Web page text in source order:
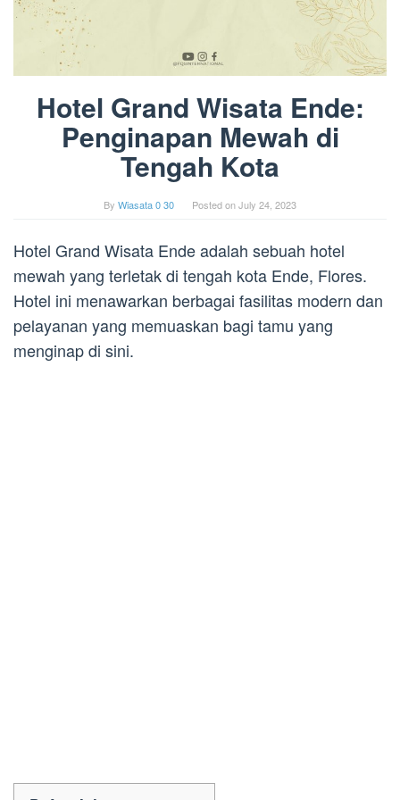
Hotel Grand Wisata Ende:
Penginapan Mewah di
Tengah Kota
By Wiasata 0 30 Posted onJuly 24, 2023
Hotel Grand Wisata Ende adalah sebuah hotel
mewah yang terletak di tengah kota Ende, Flores.
Hotel ini menawarkan berbagai fasilitas modern dan
pelayanan yang memuaskan bagi tamu yang
menginap di sini.